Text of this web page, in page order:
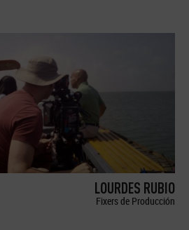
LOURDES RUBIO
Fixers de Producción